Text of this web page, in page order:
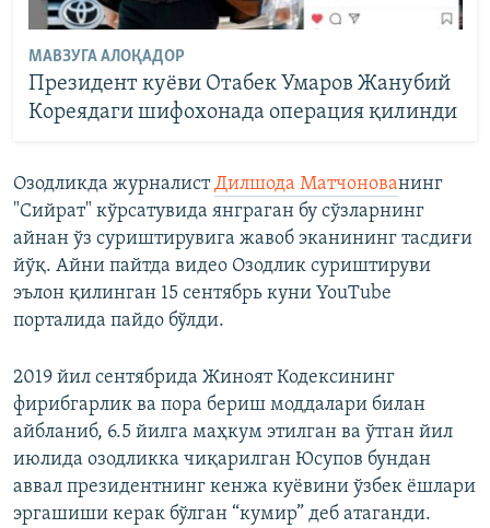
МАВЗУГА АЛОҚАДОР
Президент куëви Отабек Умаров Жанубий
Кореядаги шифохонада операция қилинди
Озодликда журналистДилшода Матчонованинг
"Сийрат" кўрсатувида янграган бу сўзларнинг
айнан ўз суриштирувига жавоб эканининг тасдиғи
йўқ. Айни пайтда видео Озодлик суриштируви
эълон қилинган 15 сентябрь куни YouTube
порталида пайдо бўлди.
2019 йил сентябрида Жиноят Кодексининг
фирибгарлик ва пора бериш моддалари билан
айбланиб, 6.5 йилга маҳкум этилган ва ўтган йил
июлида озодликка чиқарилган Юсупов бундан
аввал президентнинг кенжа куëвини ўзбек ëшлари
эргашиши керак бўлган “кумир” деб атаганди.